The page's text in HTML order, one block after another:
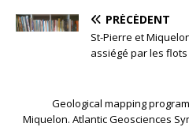
PRÉCÉDENT
St-Pierre et
assiégé par les flots
Geological mapping
Miquelon. Atlantic Geosciences